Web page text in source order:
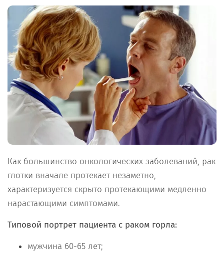
Как большинство онкологических заболеваний, рак
глотки вначале протекает незаметно,
характеризуется скрыто протекающими медленно
нарастающими симптомами.
Типовой портрет пациента с раком горла:
мужчина 60-65 лет;